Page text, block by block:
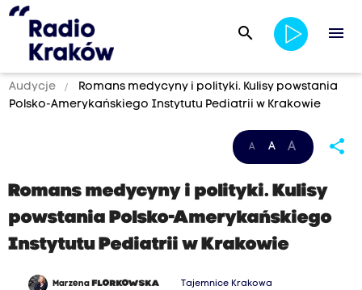
search menu
Audycje
Romans medycyny i polityki. Kulisy powstania
Polsko-Amerykańskiego Instytutu Pediatrii w Krakowie
A A A share
Romans medycyny i polityki. Kulisy
powstania Polsko-Amerykańskiego
Instytutu Pediatrii w Krakowie
Marzena FLORKOWSKA Tajemnice Krakowa